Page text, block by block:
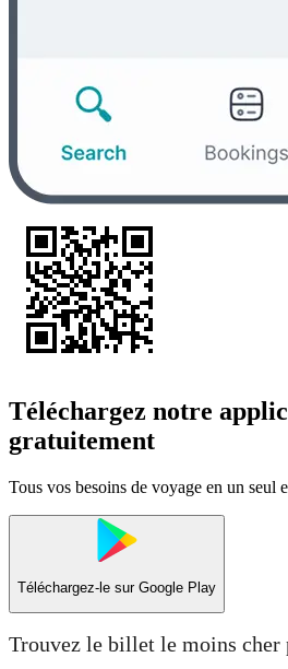
Téléchargez notre
gratuitement
Tous vos besoins de voyage en un seul
Téléchargez-le sur Google Play
Trouvez le billet le moins cher